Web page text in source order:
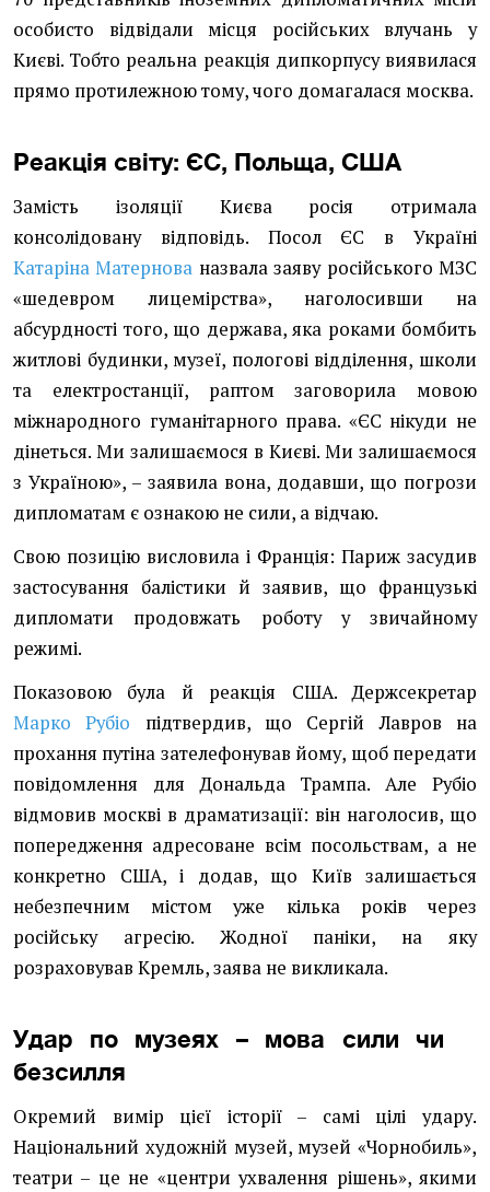
особисто відвідали місця російських влучань у
Києві. Тобто реальна реакція дипкорпусу виявилася
прямо протилежною тому, чого домагалася москва.
Реакція світу: ЄС, Польща, США
Замість ізоляції Києва росія отримала
консолідовану відповідь. Посол ЄС в Україні
Катаріна Матернова назвала заяву російського МЗС
«шедевром лицемірства», наголосивши на
абсурдності того, що держава, яка роками бомбить
житлові будинки, музеї, пологові відділення, школи
та електростанції, раптом заговорила мовою
міжнародного гуманітарного права. «ЄС нікуди не
дінеться. Ми залишаємося в Києві. Ми залишаємося
з Україною», – заявила вона, додавши, що погрози
дипломатам є ознакою не сили, а відчаю.
Свою позицію висловила і Франція: Париж засудив
застосування балістики й заявив, що французькі
дипломати продовжать роботу у звичайному
режимі.
Показовою була й реакція США. Держсекретар
Марко Рубіо підтвердив, що Сергій Лавров на
прохання путіна зателефонував йому, щоб передати
повідомлення для Дональда Трампа. Але Рубіо
відмовив москві в драматизації: він наголосив, що
попередження адресоване всім посольствам, а не
конкретно США, і додав, що Київ залишається
небезпечним містом уже кілька років через
російську агресію. Жодної паніки, на яку
розраховував Кремль, заява не викликала.
Удар по музеях – мова сили чи
безсилля
Окремий вимір цієї історії – самі цілі удару.
Національний художній музей, музей «Чорнобиль»,
театри – це не «центри ухвалення рішень», якими